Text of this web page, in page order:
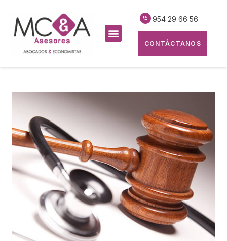
954 29 66 56
CONTÁCTANOS